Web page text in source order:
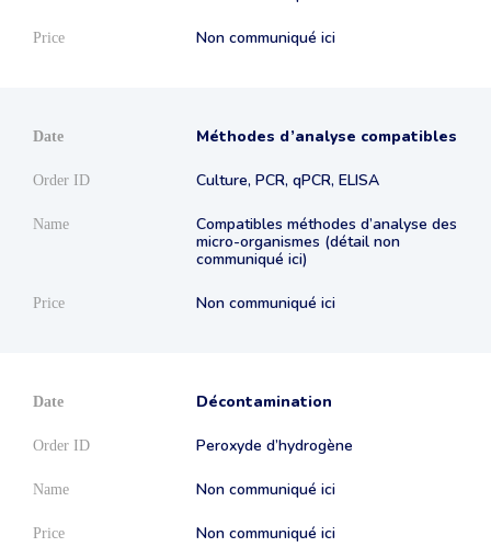
Non communiqué ici
Méthodes d’analyse compatibles
Culture, PCR, qPCR, ELISA
Compatibles méthodes d’analyse des
micro-organismes (détail non
communiqué ici)
Non communiqué ici
Décontamination
Peroxyde d’hydrogène
Non communiqué ici
Non communiqué ici